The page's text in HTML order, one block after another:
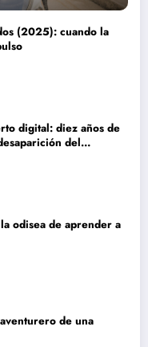
(2025): cuando la
digital: diez años de
del
odisea de aprender a
de una